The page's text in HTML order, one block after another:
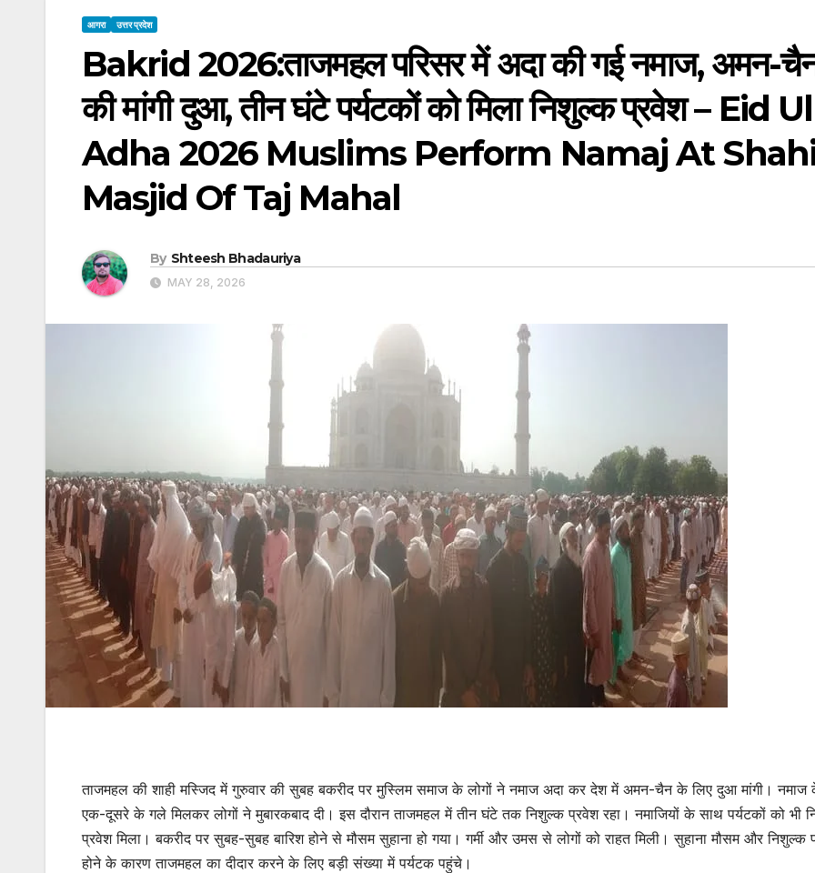
आगरा उत्तर प्रदेश
Bakrid 2026:ताजमहल परिसर में अदा की गई नमाज, अमन-
की मांगी दुआ, तीन घंटे पर्यटकों को मिला निशुल्क प्रवेश – Eid Ul
Adha 2026 Muslims Perform Namaj At
Masjid Of Taj Mahal
By Shteesh Bhadauriya
MAY 28, 2026
ताजमहल की शाही मस्जिद में गुरुवार की सुबह बकरीद पर मुस्लिम समाज के लोगों ने नमाज अदा कर देश में अमन-चैन के लिए दुआ मांगी। नमाज
एक-दूसरे के गले मिलकर लोगों ने मुबारकबाद दी। इस दौरान ताजमहल में तीन घंटे तक निशुल्क प्रवेश रहा। नमाजियों के साथ पर्यटकों को भी
प्रवेश मिला। बकरीद पर सुबह-सुबह बारिश होने से मौसम सुहाना हो गया। गर्मी और उमस से लोगों को राहत मिली। सुहाना मौसम और निशुल्क
होने के कारण ताजमहल का दीदार करने के लिए बड़ी संख्या में पर्यटक पहुंचे।